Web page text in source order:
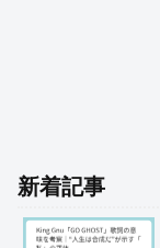
新着記事